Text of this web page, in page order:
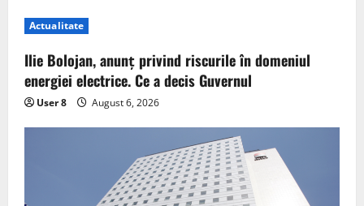
Actualitate
Ilie Bolojan, anunț privind riscurile în domeniul
energiei electrice. Ce a decis Guvernul
User 8 August 6, 2026